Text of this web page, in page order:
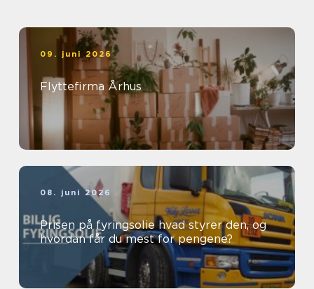
09. juni 2026
Flyttefirma Århus
08. juni 2026
Prisen på fyringsolie hvad styrer den, og
hvordan får du mest for pengene?